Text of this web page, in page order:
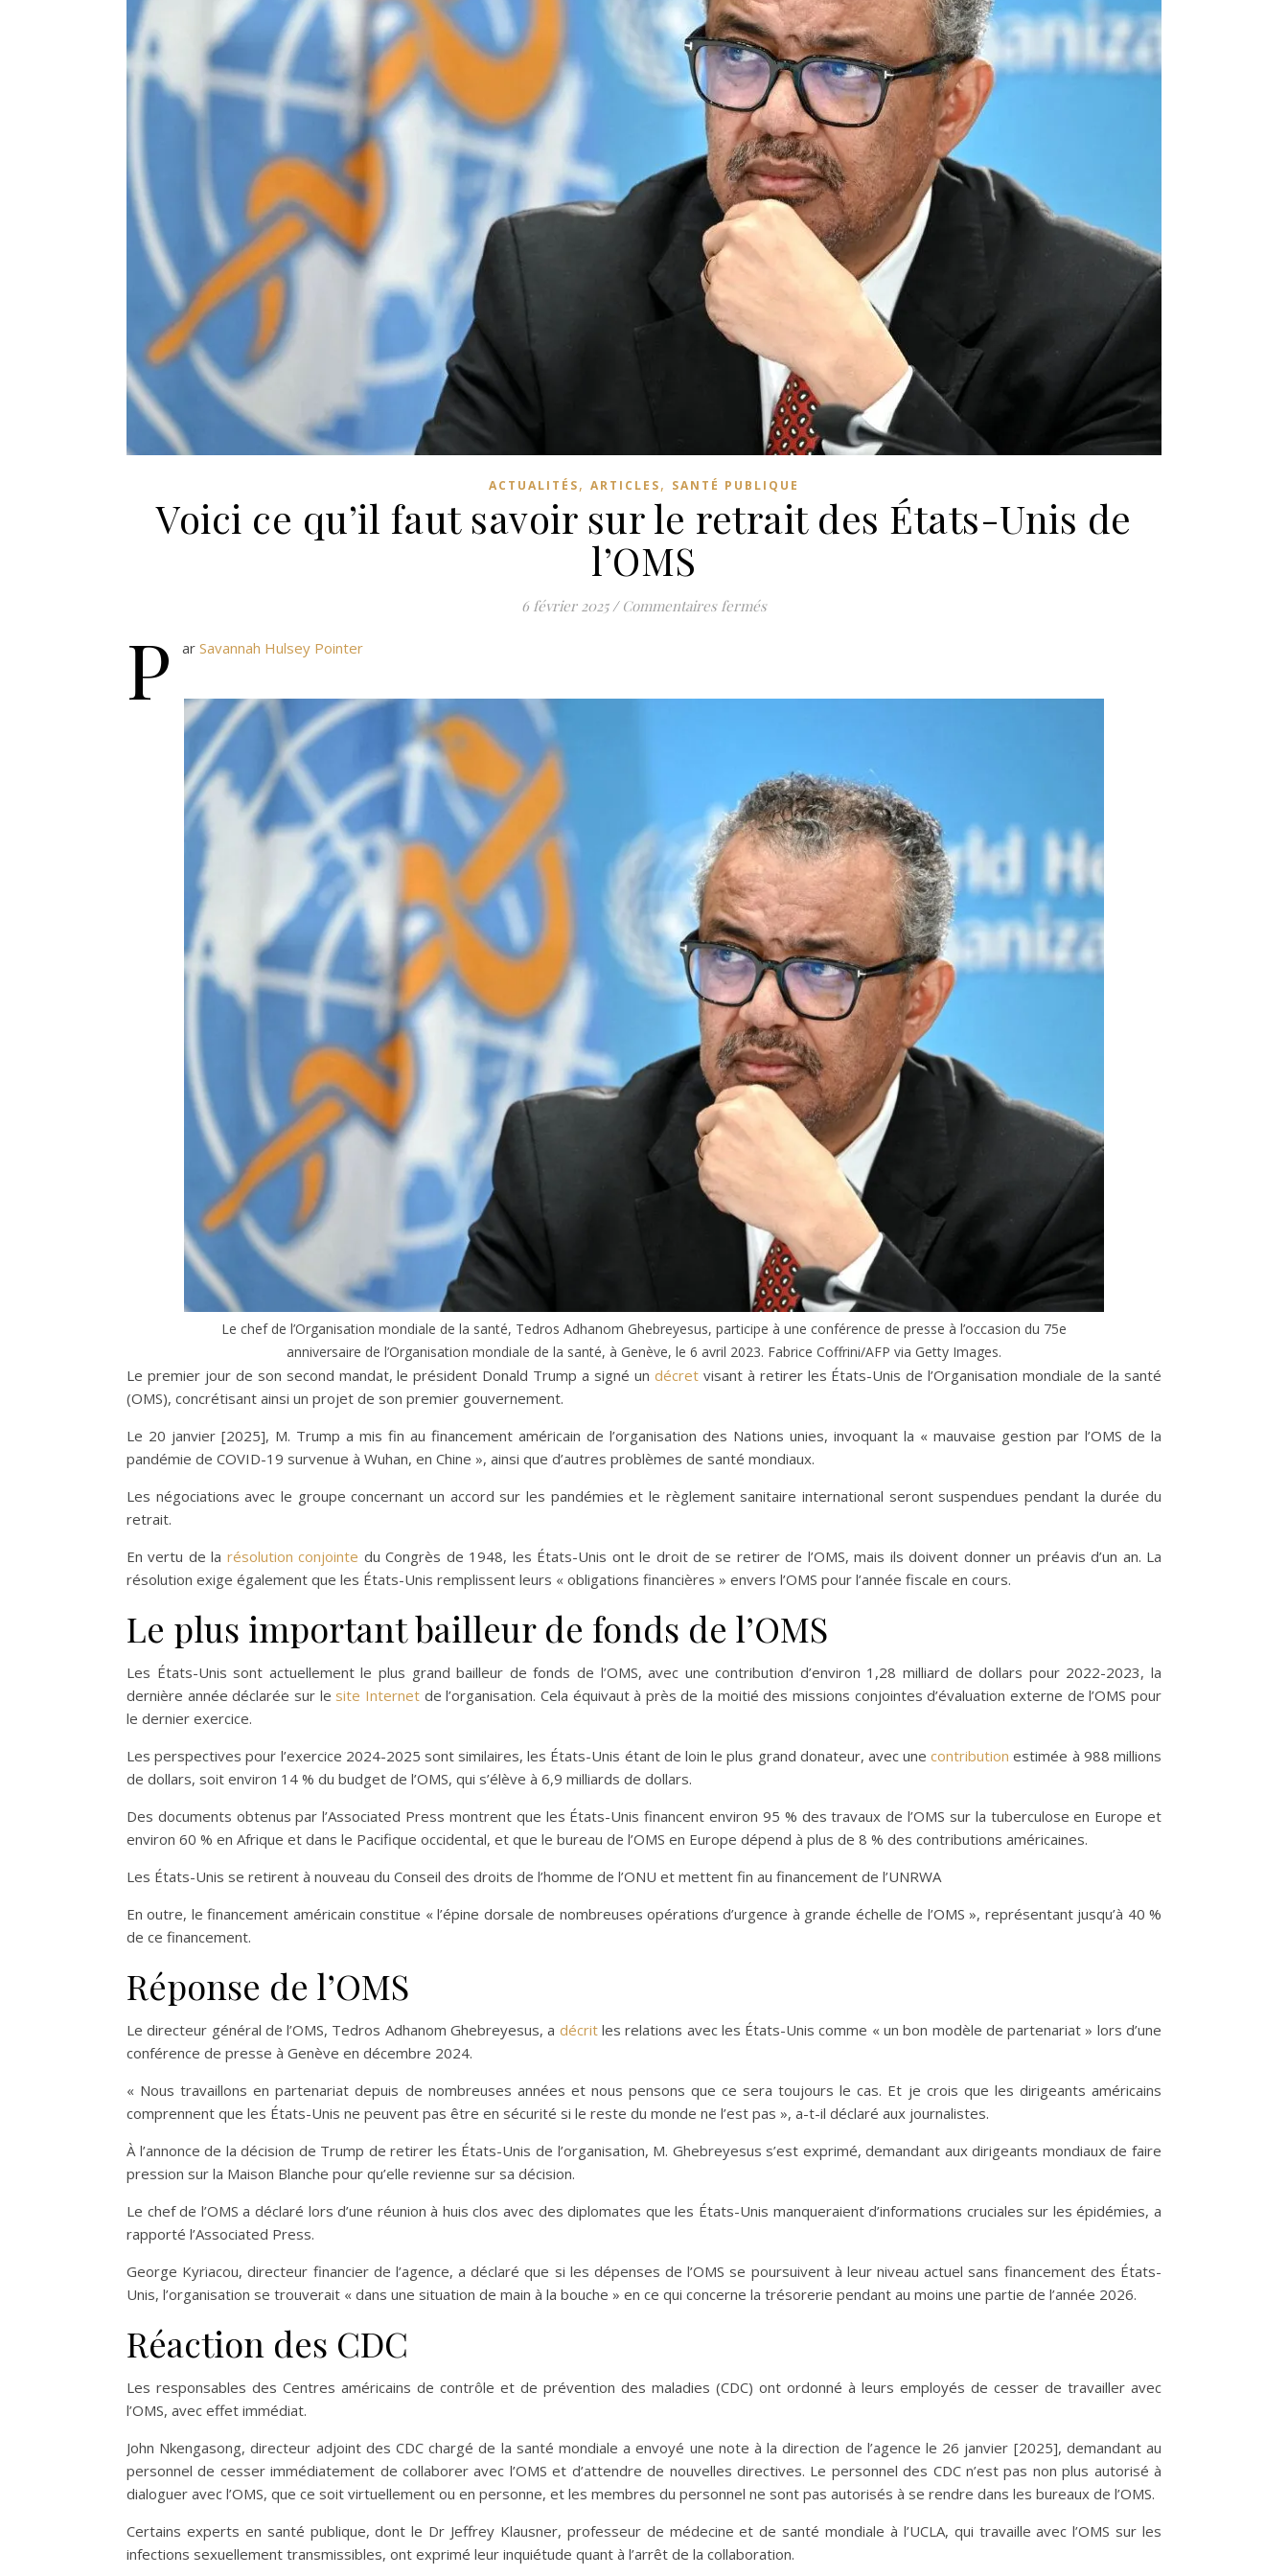
ACTUALITÉS, ARTICLES, SANTÉ PUBLIQUE
Voici ce qu’il faut savoir sur le retrait des États-Unis de
l’OMS
6 février 2025 / Commentaires ferméssur Voici ce qu’il faut savoir sur le retrait des États-Unis de l’OMS
P ar Savannah Hulsey Pointer
Le chef de l’Organisation mondiale de la santé, Tedros Adhanom Ghebreyesus, participe à une conférence de presse à l’occasion du 75e
anniversaire de l’Organisation mondiale de la santé, à Genève, le 6 avril 2023. Fabrice Coffrini/AFP via Getty Images.
Le premier jour de son second mandat, le président Donald Trump a signé un décretvisant à retirer les États-Unis de l’Organisation mondiale de la santé
(OMS), concrétisant ainsi un projet de son premier gouvernement.
Le 20 janvier [2025], M. Trump a mis fin au financement américain de l’organisation des Nations unies, invoquant la « mauvaise gestion par l’OMS de la
pandémie de COVID-19 survenue à Wuhan, en Chine », ainsi que d’autres problèmes de santé mondiaux.
Les négociations avec le groupe concernant un accord sur les pandémies et le règlement sanitaire international seront suspendues pendant la durée du
retrait.
En vertu de la résolution conjointe du Congrès de 1948, les États-Unis ont le droit de se retirer de l’OMS, mais ils doivent donner un préavis d’un an. La
résolution exige également que les États-Unis remplissent leurs « obligations financières » envers l’OMS pour l’année fiscale en cours.
Le plus important bailleur de fonds de l’OMS
Les États-Unis sont actuellement le plus grand bailleur de fonds de l’OMS, avec une contribution d’environ 1,28 milliard de dollars pour 2022-2023, la
dernière année déclarée sur le site Internetde l’organisation. Cela équivaut à près de la moitié des missions conjointes d’évaluation externe de l’OMS pour
le dernier exercice.
Les perspectives pour l’exercice 2024-2025 sont similaires, les États-Unis étant de loin le plus grand donateur, avec unecontribution estimée à 988 millions
de dollars, soit environ 14 % du budget de l’OMS, qui s’élève à 6,9 milliards de dollars.
Des documents obtenus par l’Associated Press montrent que les États-Unis financent environ 95 % des travaux de l’OMS sur la tuberculose en Europe et
environ 60 % en Afrique et dans le Pacifique occidental, et que le bureau de l’OMS en Europe dépend à plus de 8 % des contributions américaines.
Les États-Unis se retirent à nouveau du Conseil des droits de l’homme de l’ONU et mettent fin au financement de l’UNRWA
En outre, le financement américain constitue « l’épine dorsale de nombreuses opérations d’urgence à grande échelle de l’OMS », représentant jusqu’à 40 %
de ce financement.
Réponse de l’OMS
Le directeur général de l’OMS, Tedros Adhanom Ghebreyesus, a décritles relations avec les États-Unis comme « un bon modèle de partenariat » lors d’une
conférence de presse à Genève en décembre 2024.
« Nous travaillons en partenariat depuis de nombreuses années et nous pensons que ce sera toujours le cas. Et je crois que les dirigeants américains
comprennent que les États-Unis ne peuvent pas être en sécurité si le reste du monde ne l’est pas », a-t-il déclaré aux journalistes.
À l’annonce de la décision de Trump de retirer les États-Unis de l’organisation, M. Ghebreyesus s’est exprimé, demandant aux dirigeants mondiaux de faire
pression sur la Maison Blanche pour qu’elle revienne sur sa décision.
Le chef de l’OMS a déclaré lors d’une réunion à huis clos avec des diplomates que les États-Unis manqueraient d’informations cruciales sur les épidémies, a
rapporté l’Associated Press.
George Kyriacou, directeur financier de l’agence, a déclaré que si les dépenses de l’OMS se poursuivent à leur niveau actuel sans financement des États-
Unis, l’organisation se trouverait « dans une situation de main à la bouche » en ce qui concerne la trésorerie pendant au moins une partie de l’année 2026.
Réaction des CDC
Les responsables des Centres américains de contrôle et de prévention des maladies (CDC) ont ordonné à leurs employés de cesser de travailler avec
l’OMS, avec effet immédiat.
John Nkengasong, directeur adjoint des CDC chargé de la santé mondiale a envoyé une note à la direction de l’agence le 26 janvier [2025], demandant au
personnel de cesser immédiatement de collaborer avec l’OMS et d’attendre de nouvelles directives. Le personnel des CDC n’est pas non plus autorisé à
dialoguer avec l’OMS, que ce soit virtuellement ou en personne, et les membres du personnel ne sont pas autorisés à se rendre dans les bureaux de l’OMS.
Certains experts en santé publique, dont le Dr Jeffrey Klausner, professeur de médecine et de santé mondiale à l’UCLA, qui travaille avec l’OMS sur les
infections sexuellement transmissibles, ont exprimé leur inquiétude quant à l’arrêt de la collaboration.